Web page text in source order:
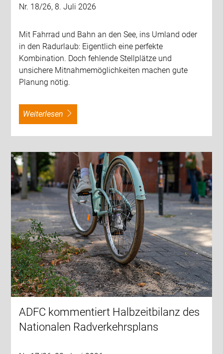
Nr. 18/26, 8. Juli 2026
Mit Fahrrad und Bahn an den See, ins Umland oder
in den Radurlaub: Eigentlich eine perfekte
Kombination. Doch fehlende Stellplätze und
unsichere Mitnahmemöglichkeiten machen gute
Planung nötig.
weiterlesen
ADFC kommentiert Halbzeitbilanz des
Nationalen Radverkehrsplans